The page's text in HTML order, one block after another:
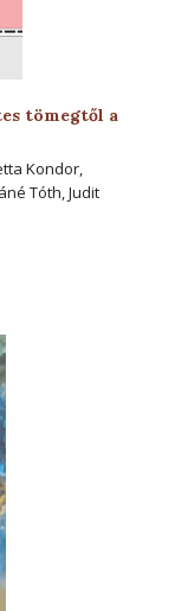
tömegtől a
Kondor,
Tóth, Judit